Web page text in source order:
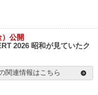
）公開
2026 昭和が見ていたク
関連情報はこちら